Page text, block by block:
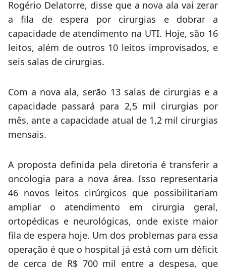
Rogério Delatorre, disse que a nova ala vai zerar
a fila de espera por cirurgias e dobrar a
capacidade de atendimento na UTI. Hoje, são 16
leitos, além de outros 10 leitos improvisados, e
seis salas de cirurgias.
Com a nova ala, serão 13 salas de cirurgias e a
capacidade passará para 2,5 mil cirurgias por
mês, ante a capacidade atual de 1,2 mil cirurgias
mensais.
A proposta definida pela diretoria é transferir a
oncologia para a nova área. Isso representaria
46 novos leitos cirúrgicos que possibilitariam
ampliar o atendimento em cirurgia geral,
ortopédicas e neurológicas, onde existe maior
fila de espera hoje. Um dos problemas para essa
operação é que o hospital já está com um déficit
de cerca de R$ 700 mil entre a despesa, que